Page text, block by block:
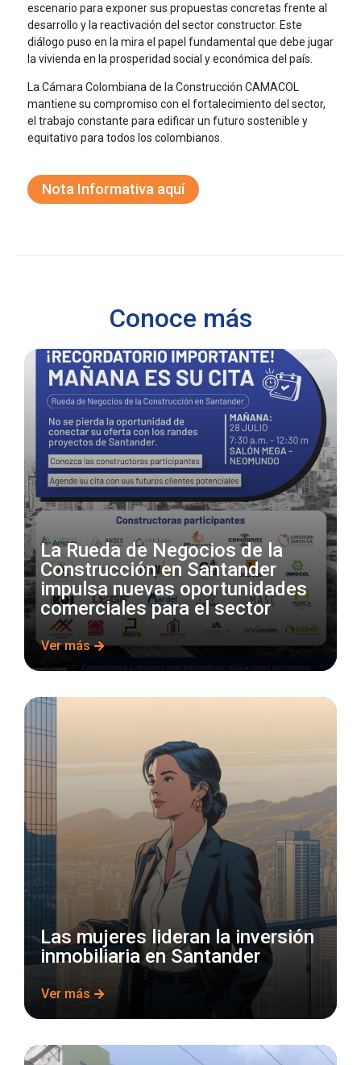
escenario para exponer sus propuestas concretas frente al
desarrollo y la reactivación del sector constructor. Este
diálogo puso en la mira el papel fundamental que debe jugar
la vivienda en la prosperidad social y económica del país.
La Cámara Colombiana de la Construcción CAMACOL
mantiene su compromiso con el fortalecimiento del sector,
el trabajo constante para edificar un futuro sostenible y
equitativo para todos los colombianos.
Nota Informativa aquí
Conoce más
La Rueda de Negocios de la
Construcción en Santander
impulsa nuevas oportunidades
comerciales para el sector
Ver más
Las mujeres lideran la inversión
inmobiliaria en Santander
Ver más